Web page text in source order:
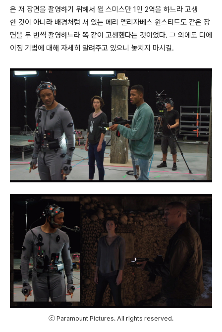
은 저 장면을 촬영하기 위해서 윌 스미스만 1인 2역을 하느라 고생
한 것이 아니라 배경처럼 서 있는 메리 엘리자베스 윈스티드도 같은 장
면을 두 번씩 촬영하느라 똑 같이 고생했다는 것이었다. 그 외에도 디에
이징 기법에 대해 자세히 알려주고 있으니 놓치지 마시길.
ⓒ Paramount Pictures. All rights reserved.